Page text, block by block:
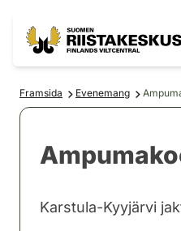
Framsida Evenemang
Karstula-Kyyjärvi